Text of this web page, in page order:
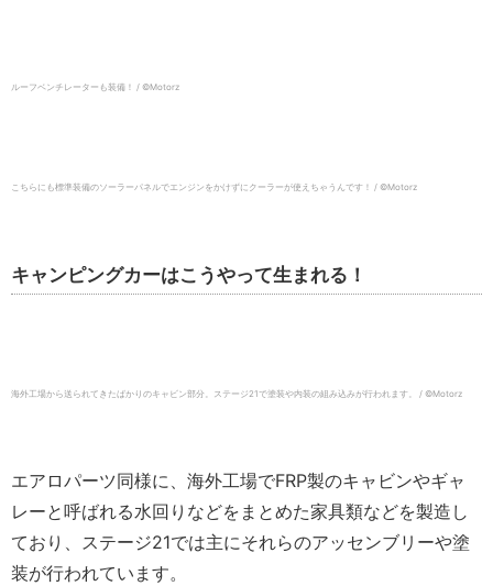
ルーフベンチレーターも装備！ / ©︎Motorz
こちらにも標準装備のソーラーパネルでエンジンをかけずにクーラーが使えちゃうんです！ / ©︎Motorz
キャンピングカーはこうやって生まれる！
海外工場から送られてきたばかりのキャビン部分。ステージ21で塗装や内装の組み込みが行われます。 / ©︎Motorz
エアロパーツ同様に、海外工場でFRP製のキャビンやギャ
レーと呼ばれる水回りなどをまとめた家具類などを製造し
ており、ステージ21では主にそれらのアッセンブリーや塗
装が行われています。